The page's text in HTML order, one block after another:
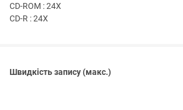
CD-ROM : 24X
CD-R : 24X
Швидкість запису (макс.)